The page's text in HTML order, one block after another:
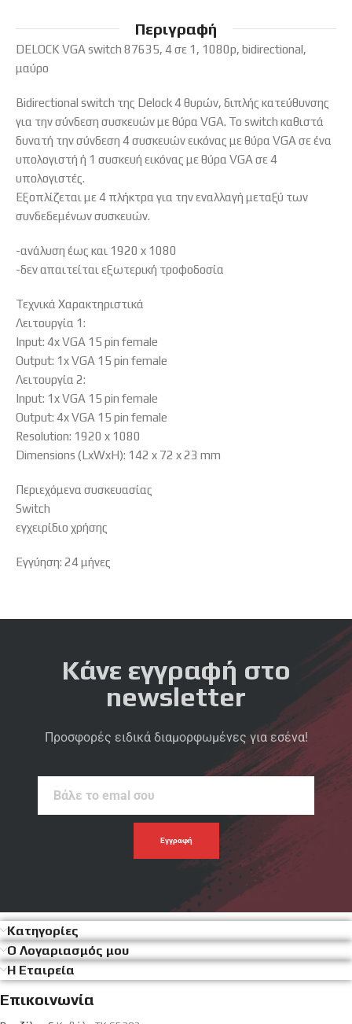
Περιγραφή
DELOCK VGA switch 87635, 4 σε 1, 1080p, bidirectional,
μαύρο
Bidirectional switch της Delock 4 θυρών, διπλής κατεύθυνσης
για την σύνδεση συσκευών με θύρα VGA. Το switch καθιστά
δυνατή την σύνδεση 4 συσκευών εικόνας με θύρα VGA σε ένα
υπολογιστή ή 1 συσκευή εικόνας με θύρα VGA σε 4
υπολογιστές.
Εξοπλίζεται με 4 πλήκτρα για την εναλλαγή μεταξύ των
συνδεδεμένων συσκευών.
-ανάλυση έως και 1920 x 1080
-δεν απαιτείται εξωτερική τροφοδοσία
Τεχνικά Χαρακτηριστικά
Λειτουργία 1:
Input: 4x VGA 15 pin female
Output: 1x VGA 15 pin female
Λειτουργία 2:
Input: 1x VGA 15 pin female
Output: 4x VGA 15 pin female
Resolution: 1920 x 1080
Dimensions (LxWxH): 142 x 72 x 23 mm
Περιεχόμενα συσκευασίας
Switch
εγχειρίδιο χρήσης
Εγγύηση: 24 μήνες
Κάνε εγγραφή στο
newsletter
Προσφορές ειδικά διαμορφωμένες για εσένα!
Κατηγορίες
Ο Λογαριασμός μου
Η Εταιρεία
Επικοινωνία